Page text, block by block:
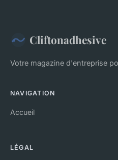
Cliftonadhesive
Votre magazine d'entreprise
NAVIGATION
Accueil
LÉGAL